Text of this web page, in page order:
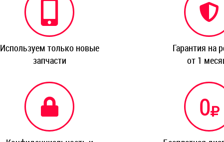
Используем только новые
запчасти
Гарантия на
от 1
0